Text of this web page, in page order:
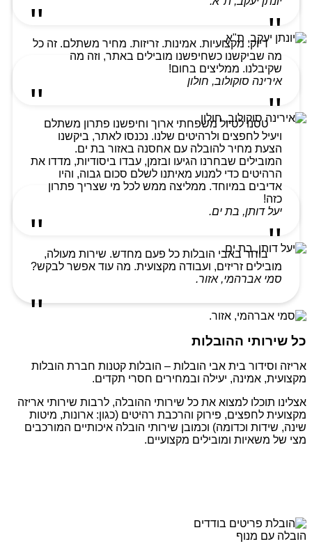
דיוק. מקצועיות. אמינות. זריזות. מחיר משתלם. זה כל
מה שביקשנו כשחיפשנו מובילים באתר, וזה מה
שקיבלנו. ממליצים בחום!
אירינה סוקולוב, חולון
טסנו לטיול משפחתי ארוך וחיפשנו פתרון משתלם
ויעיל לחפצים ולרהיטים שלנו. נכנסו לאתר, ביקשנו
הצעת מחיר להובלה עם אחסנה באזור בת ים.
המובילים שבחרנו הגיעו ובזמן, עבדו ביסודיות, מדדו את
הרהיטים כדי למנוע מאיתנו לשלם סכום גבוה, והיו
אדיבים במיוחד. ממליצה ממש לכל מי שצריך פתרון
כזה!
יעל דותן, בת ים.
בוחר באבי הובלות כל פעם מחדש. שירות מעולה,
מובילים זריזים, ועבודה מקצועית. מה עוד אפשר לבקש?
סמי אברהמי, אזור.
כל שירותי ההובלות
אריזה וסידור בית אבי הובלות – הובלות קטנות חברת הובלות
מקצועית, אמינה, יעילה ובמחירים חסרי תקדים.
אצלינו תוכלו למצוא את כל שירותי ההובלה, לרבות שירותי אריזה
מקצועית לחפצים, פירוק והרכבת רהיטים (כגון: ארונות, מיטות
שינה, שידות וכדומה) וכמובן שירותי הובלה איכותיים המורכבים
מצי של משאיות ומובילים מקצועיים.
הובלה עם מנוף